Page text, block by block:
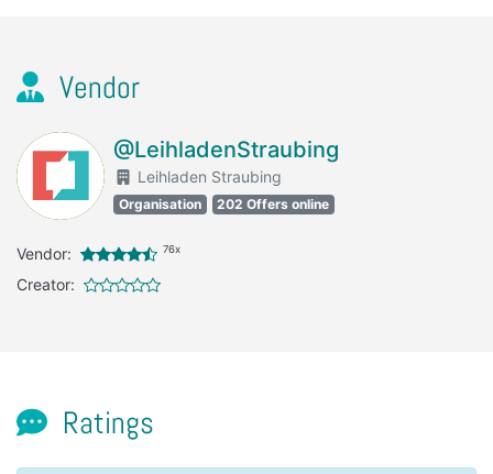
Vendor
@LeihladenStraubing
Leihladen Straubing
Organisation 202 Offers online
Vendor: 76x
Creator:
Ratings